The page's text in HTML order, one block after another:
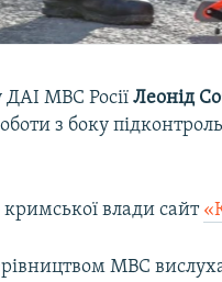
ДАІ МВС РосіїЛеонід
з боку
влади сайт
МВС